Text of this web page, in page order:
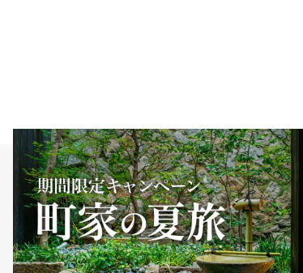
宿泊約款・利用規約